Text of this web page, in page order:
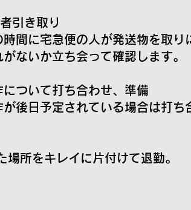
引き取り
急便の人が発送物を取りに
立ち会って確認します。
打ち合わせ、準備
定されている場合は打ち合
レイに片付けて退勤。